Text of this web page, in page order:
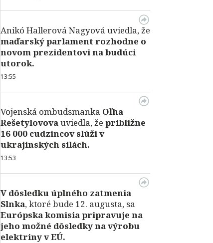
Anikó Hallerová Nagyová uviedla, že
maďarský parlament rozhodne o
novom prezidentovi na budúci
utorok.
13:55
Vojenská ombudsmanka Oľha
Rešetylovovauviedla, že približne
16 000 cudzincov slúži v
ukrajinských silách.
13:53
V dôsledku úplného zatmenia
Slnka, ktoré bude 12. augusta, sa
Európska komisia pripravuje na
jeho možné dôsledky na výrobu
elektriny v EÚ.